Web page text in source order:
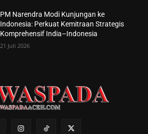
PM Narendra Modi Kunjungan ke
Indonesia: Perkuat Kemitraan Strategis
Komprehensif India–Indonesia
21 Juli 2026